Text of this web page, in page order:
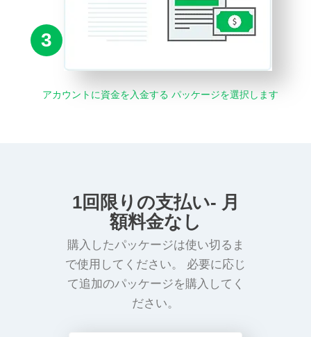
3
アカウントに資金を入金する パッケージを選択します
1回限りの支払い- 月
額料金なし
購入したパッケージは使い切るま
で使用してください。 必要に応じ
て追加のパッケージを購入してく
ださい。